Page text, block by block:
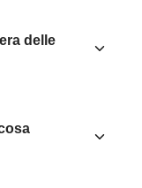
delle